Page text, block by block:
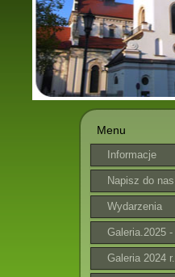
Menu
Informacje
parafialne
Napisz do nas
Wydarzenia
Galeria.2025 -
2026
Galeria 2024 r.